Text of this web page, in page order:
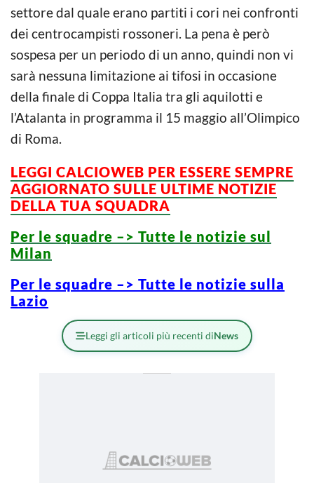
settore dal quale erano partiti i cori nei confronti
dei centrocampisti rossoneri. La pena è però
sospesa per un periodo di un anno, quindi non vi
sarà nessuna limitazione ai tifosi in occasione
della finale di Coppa Italia tra gli aquilotti e
l’Atalanta in programma il 15 maggio all’Olimpico
di Roma.
LEGGI CALCIOWEB PER ESSERE SEMPRE
AGGIORNATO SULLE ULTIME NOTIZIE
DELLA TUA SQUADRA
Per le squadre –> Tutte le notizie sul
Milan
Per le squadre –> Tutte le notizie sulla
Lazio
Leggi gli articoli più recenti diNews